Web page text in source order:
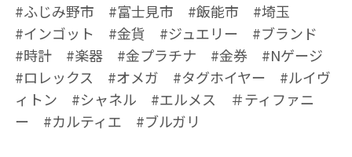
#ふじみ野市 #富士見市 #飯能市 #埼玉
#インゴット #金貨 #ジュエリー #ブランド
#時計 #楽器 #金プラチナ #金券 #Nゲージ
#ロレックス #オメガ #タグホイヤー #ルイヴ
ィトン #シャネル #エルメス ＃ティファニ
ー #カルティエ #ブルガリ